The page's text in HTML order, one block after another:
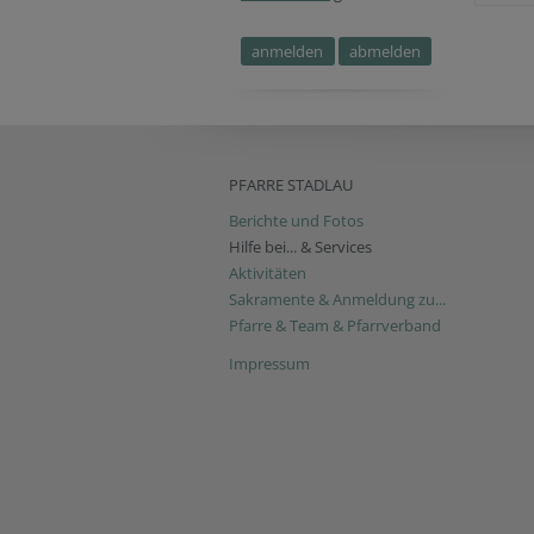
PFARRE STADLAU
Berichte und Fotos
Hilfe bei... & Services
Aktivitäten
Sakramente & Anmeldung zu...
Pfarre & Team & Pfarrverband
Impressum